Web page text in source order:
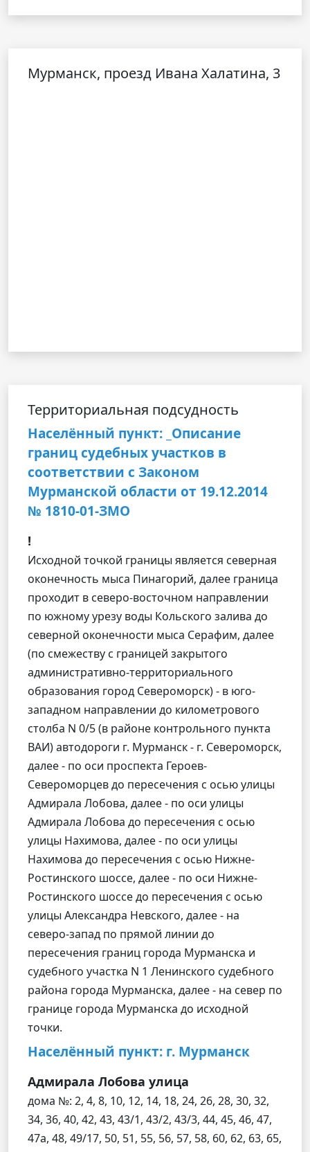
Мурманск, проезд Ивана Халатина, 3
Территориальная подсудность
Населённый пункт: _Описание
границ судебных участков в
соответствии с Законом
Мурманской области от 19.12.2014
№ 1810-01-ЗМО
!
Исходной точкой границы является северная
оконечность мыса Пинагорий, далее граница
проходит в северо-восточном направлении
по южному урезу воды Кольского залива до
северной оконечности мыса Серафим, далее
(по смежеству с границей закрытого
административно-территориального
образования город Североморск) - в юго-
западном направлении до километрового
столба N 0/5 (в районе контрольного пункта
ВАИ) автодороги г. Мурманск - г. Североморск,
далее - по оси проспекта Героев-
Североморцев до пересечения с осью улицы
Адмирала Лобова, далее - по оси улицы
Адмирала Лобова до пересечения с осью
улицы Нахимова, далее - по оси улицы
Нахимова до пересечения с осью Нижне-
Ростинского шоссе, далее - по оси Нижне-
Ростинского шоссе до пересечения с осью
улицы Александра Невского, далее - на
северо-запад по прямой линии до
пересечения границ города Мурманска и
судебного участка N 1 Ленинского судебного
района города Мурманска, далее - на север по
границе города Мурманска до исходной
точки.
Населённый пункт: г. Мурманск
Адмирала Лобова улица
дома №: 2, 4, 8, 10, 12, 14, 18, 24, 26, 28, 30, 32,
34, 36, 40, 42, 43, 43/1, 43/2, 43/3, 44, 45, 46, 47,
47а, 48, 49/17, 50, 51, 55, 56, 57, 58, 60, 62, 63, 65,